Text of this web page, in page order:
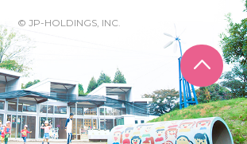
ページ
！アスリート教室
室♪ ドレミっこ
ダンサー!
アリーダー
けプログラム
© JP-HOLDINGS, INC.